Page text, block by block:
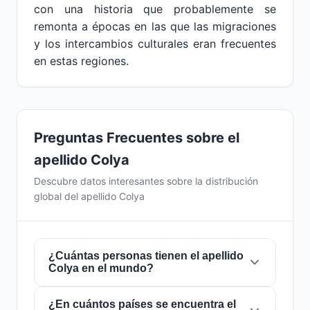
con una historia que probablemente se
remonta a épocas en las que las migraciones
y los intercambios culturales eran frecuentes
en estas regiones.
Preguntas Frecuentes sobre el
apellido Colya
Descubre datos interesantes sobre la distribución
global del apellido Colya
¿Cuántas personas tienen el apellido
Colya en el mundo?
Actualmente hay aproximadamente6
¿En cuántos países se encuentra el